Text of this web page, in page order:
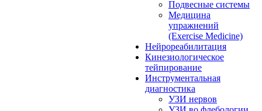
Подвесные системы
Медицина
упражнений
(Exercise Medicine)
Нейрореабилитация
Кинезиологическое
тейпирование
Инструментальная
диагностика
УЗИ нервов